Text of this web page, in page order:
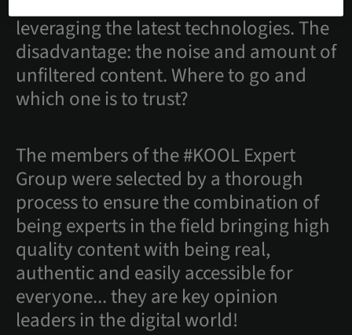
leveraging the latest technologies. The
disadvantage: the noise and amount of
unfiltered content. Where to go and
which one is to trust?
The members of the #KOOL Expert
Group were selected by a thorough
process to ensure the combination of
being experts in the field bringing high
quality content with being real,
authentic and easily accessible for
everyone... they are key opinion
leaders in the digital world!